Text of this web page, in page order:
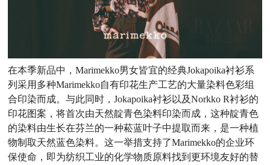
在本季新品中，Marimekko男女皆宜的经典Jokapoika衬衫系
列采用多种Marimekko自有印花生产工艺的大量染料色彩组
合印染而成。与此同时，Jokapoika衬衫以及Norkko R衬衫的
印花图案，将首次由天然靛青色染料印染而成，这种靛青色
的染料由生长在芬兰的一种菘蓝叶子中提取而来，是一种植
物制取天然蓝色染料。这一举措支持了Marimekko的企业环
保使命，即为纺织工业的化学物质原料找到更环境友好的替